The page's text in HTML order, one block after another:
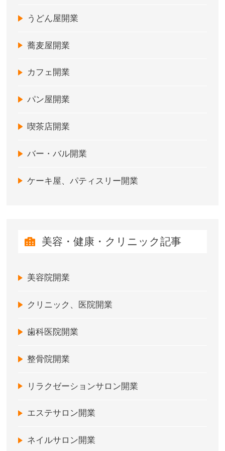
うどん屋開業
蕎麦屋開業
カフェ開業
パン屋開業
喫茶店開業
バー・バル開業
ケーキ屋、パティスリー開業
美容・健康・クリニック記事
美容院開業
クリニック、医院開業
歯科医院開業
整骨院開業
リラクゼーションサロン開業
エステサロン開業
ネイルサロン開業